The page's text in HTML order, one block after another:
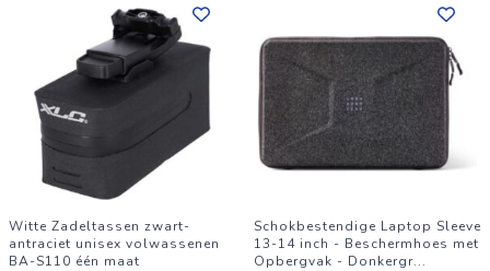
Witte Zadeltassen zwart-
antraciet unisex volwassenen
BA-S110 één maat
Schokbestendige Laptop Sleeve
13-14 inch - Beschermhoes met
Opbergvak - Donkergr...